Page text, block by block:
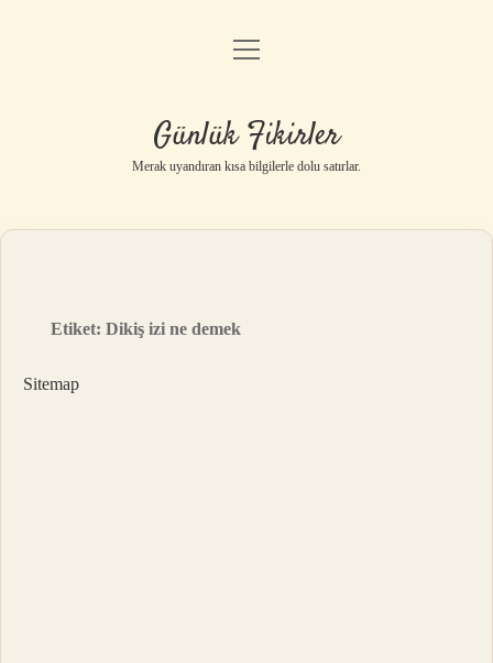
Anasayfa
Yasal Uyarı
menüyü
Günlük Fikirler
Merak uyandıran kısa bilgilerle dolu satırlar.
Etiket:Dikiş izi ne demek
Sitemap